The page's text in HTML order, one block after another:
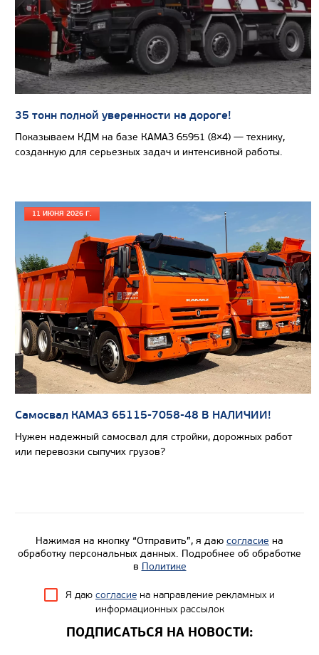
Колесная формула
Узнать цену
САМОСВАЛ КАМАЗ-65801
Цена по запросу
Производитель
Направление разгрузки
Колесная формула
Узнать цену
35 тонн полной уверенности на дороге!
Показываем КДМ на базе КАМАЗ 65951 (8×4) — технику,
созданную для серьезных задач и интенсивной работы.
11 ИЮНЯ 2026 Г.
Самосвал КАМАЗ 65115-7058-48 В НАЛИЧИИ!
Нужен надежный самосвал для стройки, дорожных работ
или перевозки сыпучих грузов?
Нажимая на кнопку “Отправить”, я даю согласие на
обработку персональных данных. Подробнее об обработке
в Политике
Я даю согласие на направление рекламных и
информационных рассылок
ПОДПИСАТЬСЯ НА НОВОСТИ: